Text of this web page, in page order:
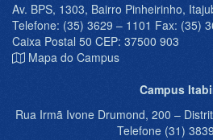
Av. BPS, 1303, Bairro Pinheirinho,
Telefone: (35) 3629 – 1101 Fax: (35)
Caixa Postal 50 CEP: 37500 903
Mapa do Campus
Campus
Rua Irmã Ivone Drumond, 200 –
Telefone (31)